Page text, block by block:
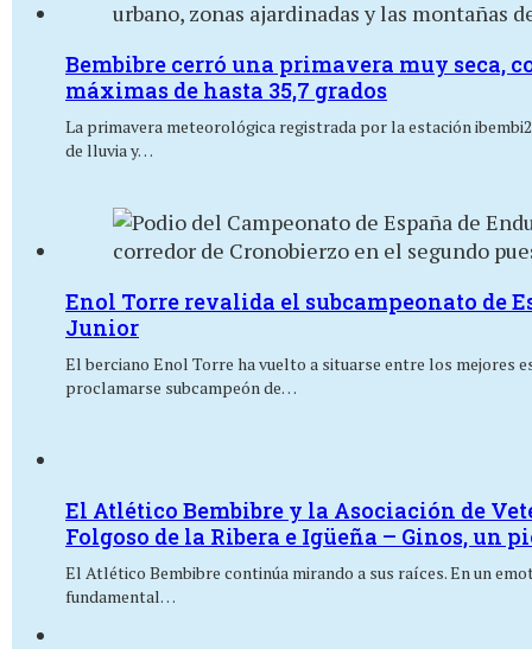
Bembibre cerró una primavera muy seca,
máximas de hasta 35,7 grados
La primavera meteorológica registrada por la estación
de lluvia y…
Enol Torre revalida el subcampeonato de
Junior
El berciano Enol Torre ha vuelto a situarse entre los mejores
proclamarse subcampeón de…
El Atlético Bembibre y la Asociación de
Folgoso de la Ribera e Igüeña – Ginos, un
El Atlético Bembibre continúa mirando a sus raíces. En un
fundamental…